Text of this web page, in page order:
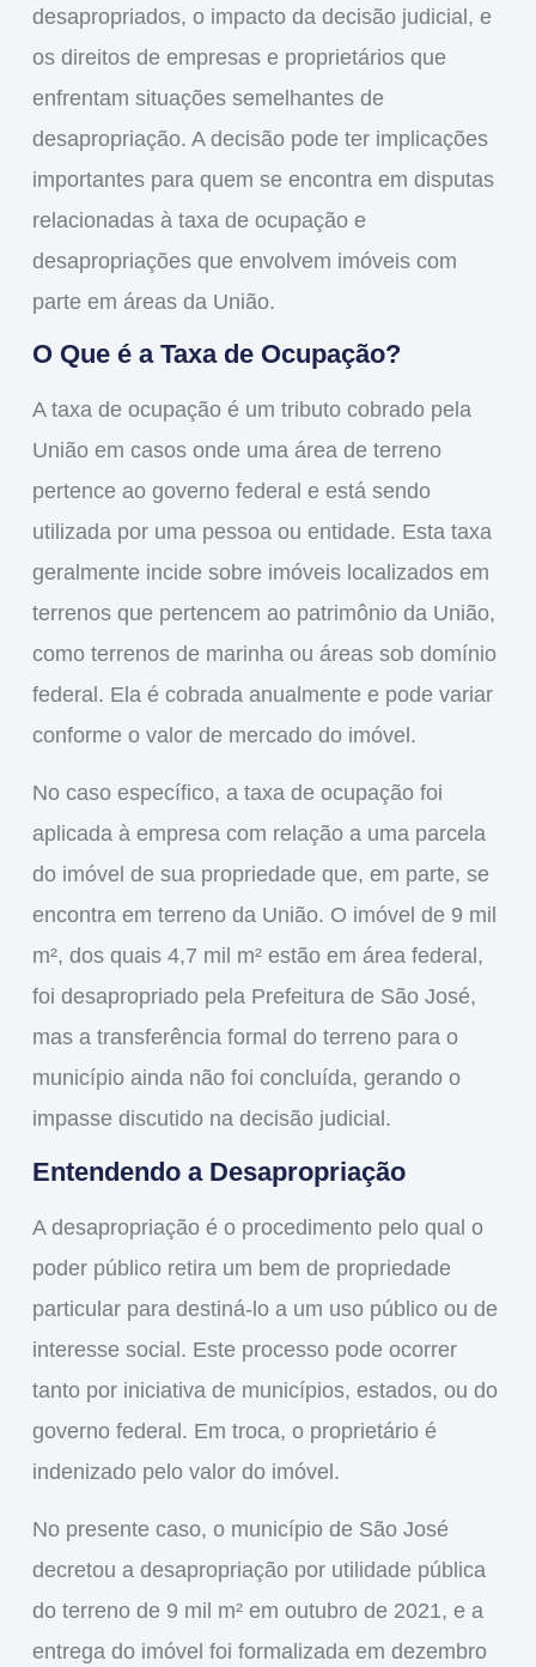
desapropriados, o impacto da decisão judicial, e
os direitos de empresas e proprietários que
enfrentam situações semelhantes de
desapropriação. A decisão pode ter implicações
importantes para quem se encontra em disputas
relacionadas à taxa de ocupaçãoe
desapropriaçõesque envolvem imóveis com
parte em áreas da União.
O Que é a Taxa de Ocupação?
A taxa de ocupaçãoé um tributo cobrado pela
União em casos onde uma área de terreno
pertence ao governo federal e está sendo
utilizada por uma pessoa ou entidade. Esta taxa
geralmente incide sobre imóveis localizados em
terrenos que pertencem ao patrimônio da União,
como terrenos de marinha ou áreas sob domínio
federal. Ela é cobrada anualmente e pode variar
conforme o valor de mercado do imóvel.
No caso específico, a taxa de ocupaçãofoi
aplicada à empresa com relação a uma parcela
do imóvel de sua propriedade que, em parte, se
encontra em terreno da União. O imóvel de 9 mil
m², dos quais 4,7 mil m² estão em área federal,
foi desapropriado pela Prefeitura de São José,
mas a transferência formal do terreno para o
município ainda não foi concluída, gerando o
impasse discutido na decisão judicial.
Entendendo a Desapropriação
A desapropriaçãoé o procedimento pelo qual o
poder público retira um bem de propriedade
particular para destiná-lo a um uso público ou de
interesse social. Este processo pode ocorrer
tanto por iniciativa de municípios, estados, ou do
governo federal. Em troca, o proprietário é
indenizado pelo valor do imóvel.
No presente caso, o município de São José
decretou a desapropriação por utilidade pública
do terreno de 9 mil m² em outubro de 2021, e a
entrega do imóvel foi formalizada em dezembro